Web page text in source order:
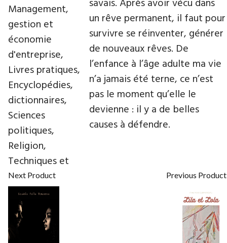
savais. Après avoir vécu dans
un rêve permanent, il faut pour
survivre se réinventer, générer
de nouveaux rêves. De
l’enfance à l’âge adulte ma vie
n’a jamais été terne, ce n’est
pas le moment qu’elle le
devienne : il y a de belles
causes à défendre.
Next Product Previous Product
Management,
gestion et
économie
d'entreprise,
Livres pratiques,
Encyclopédies,
dictionnaires,
Sciences
politiques,
Religion,
Techniques et